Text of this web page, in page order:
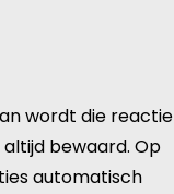
wordt die reactie
bewaard. Op
automatisch